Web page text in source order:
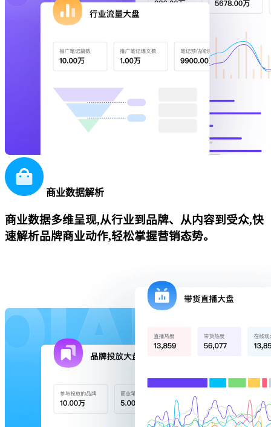
商业数据解析
商业数据多维呈现,从行业到品牌、从内容到受众,快
速解析品牌商业动作,轻松掌握营销态势。